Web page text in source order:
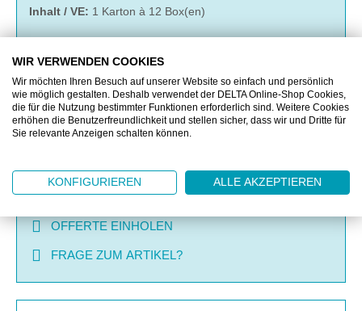
Inhalt / VE: 1 Karton à 12 Box(en)
IN DEN WARENKORB
MERKEN
VERGLEICHEN
OFFERTE EINHOLEN
FRAGE ZUM ARTIKEL?
WIR VERWENDEN COOKIES
Wir möchten Ihren Besuch auf unserer Website so einfach und persönlich
wie möglich gestalten. Deshalb verwendet der DELTA Online-Shop Cookies,
die für die Nutzung bestimmter Funktionen erforderlich sind. Weitere Cookies
erhöhen die Benutzerfreundlichkeit und stellen sicher, dass wir und Dritte für
Sie relevante Anzeigen schalten können.
KONFIGURIEREN ALLE AKZEPTIEREN